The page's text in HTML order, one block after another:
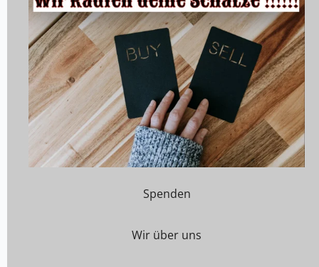
Spenden
Wir über uns